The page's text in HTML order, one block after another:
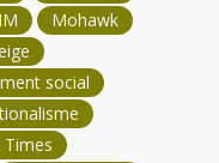
Mohawk
social
Times